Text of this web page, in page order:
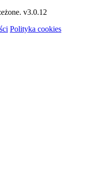
v3.0.12
Polityka cookies